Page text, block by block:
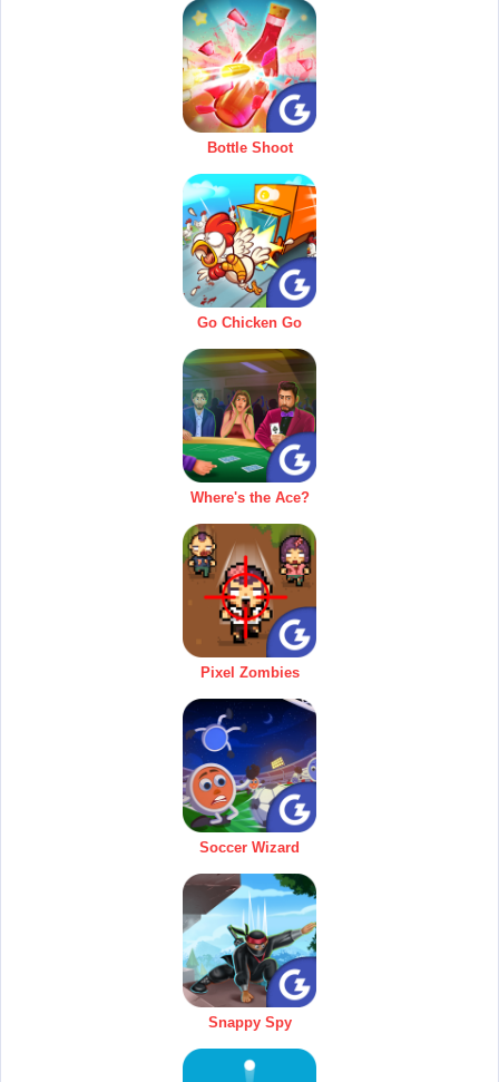
Bottle Shoot
Go Chicken Go
Where's the Ace?
Pixel Zombies
Soccer Wizard
Snappy Spy